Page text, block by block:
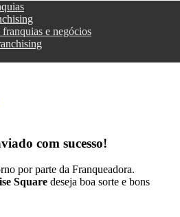
e negócios
com sucesso!
por parte da Franqueadora.
Square deseja boa sorte e bons